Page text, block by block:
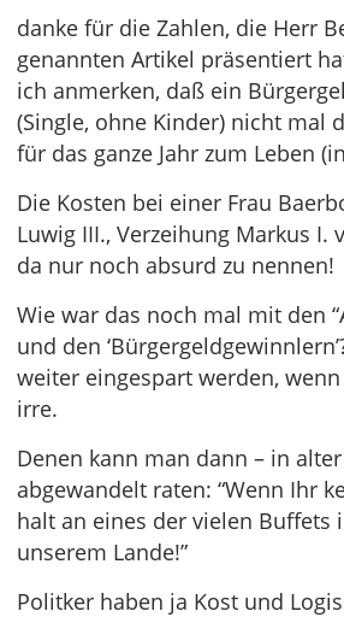
danke für die Zahlen, die Herr
genannten Artikel präsentiert
ich anmerken, daß ein
(Single, ohne Kinder) nicht mal
für das ganze Jahr zum Leben
Die Kosten bei einer Frau
Luwig III., Verzeihung Markus I.
da nur noch absurd zu nennen!
Wie war das noch mal mit den
und den
weiter eingespart werden,
irre.
Denen kann man dann – in
abgewandelt raten: “Wenn Ihr
halt an eines der vielen Buffets
unserem Lande!”
Politker haben ja Kost und